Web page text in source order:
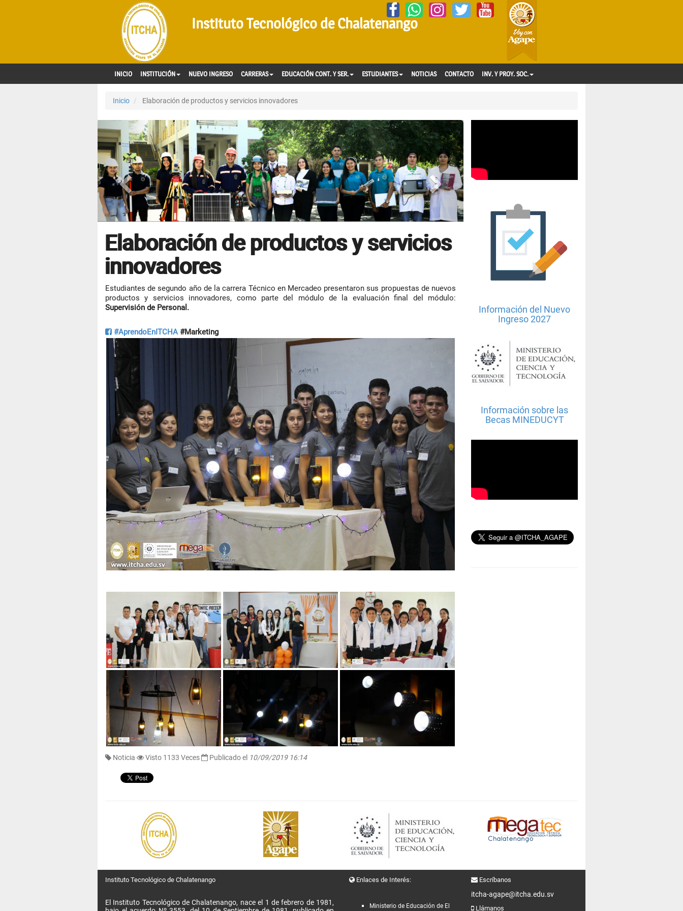
Instituto Tecnológico de Chalatenango
INICIO INSTITUCIÓN NUEVO INGRESO CARRERAS EDUCACIÓN CONT. Y SER. ESTUDIANTES NOTICIAS CONTACTO INV. Y PROY. SOC.
Inicio Elaboración de productos y servicios innovadores
Elaboración de productos y servicios
innovadores
Estudiantes de segundo año de la carrera Técnico en Mercadeo presentaron sus propuestas de nuevos
productos y servicios innovadores, como parte del módulo de la evaluación final del módulo:
Supervisión de Personal.
#AprendoEnITCHA#Marketing
Noticia Visto 1133 Veces Publicado el 10/09/2019 16:14
Información del Nuevo
Ingreso 2027
Información sobre las
Becas MINEDUCYT
Instituto Tecnológico de Chalatenango
El Instituto Tecnológico de Chalatenango, nace el 1 de febrero de 1981,
Enlaces de Interés:
Ministerio de Educación de El
Escríbanos
itcha-agape@itcha.edu.sv
Llámanos